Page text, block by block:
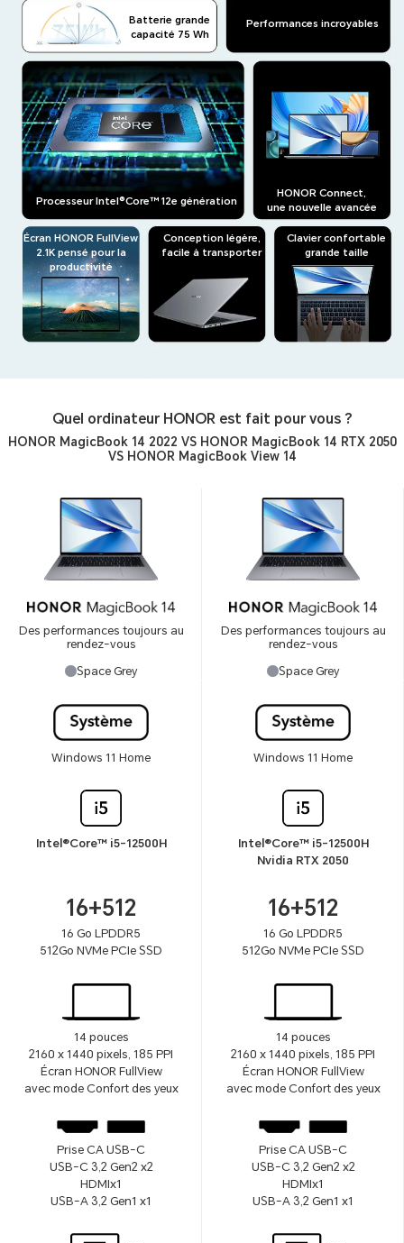
Batterie grande
capacité 75 Wh
Performances incroyables
Processeur Intel®Core™ 12e génération
HONOR Connect,
une nouvelle avancée
Écran HONOR FullView
2.1K pensé pour la
productivité
Conception légère,
facile à transporter
Clavier confortable
grande taille
Quel ordinateur HONOR est fait pour vous ?
HONOR MagicBook 14 2022 VS HONOR MagicBook 14 RTX 2050
VS HONOR MagicBook View 14
Des performances toujours au
rendez-vous
Space Grey
Des performances toujours au
rendez-vous
Space Grey
Windows 11 Home Windows 11 Home
Intel®Core™ i5-12500H
Intel®Core™ i5-12500H
Nvidia RTX 2050
16+512
16 Go LPDDR5
512Go NVMe PCIe SSD
16+512
16 Go LPDDR5
512Go NVMe PCIe SSD
14 pouces
2160 x 1440 pixels, 185 PPI
Écran HONOR FullView
avec mode Confort des yeux
14 pouces
2160 x 1440 pixels, 185 PPI
Écran HONOR FullView
avec mode Confort des yeux
Prise CA USB-C
USB-C 3,2 Gen2 x2
HDMIx1
USB-A 3,2 Gen1 x1
Prise CA USB-C
USB-C 3,2 Gen2 x2
HDMIx1
USB-A 3,2 Gen1 x1